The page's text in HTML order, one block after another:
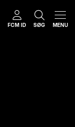
FCM ID SØG MENU